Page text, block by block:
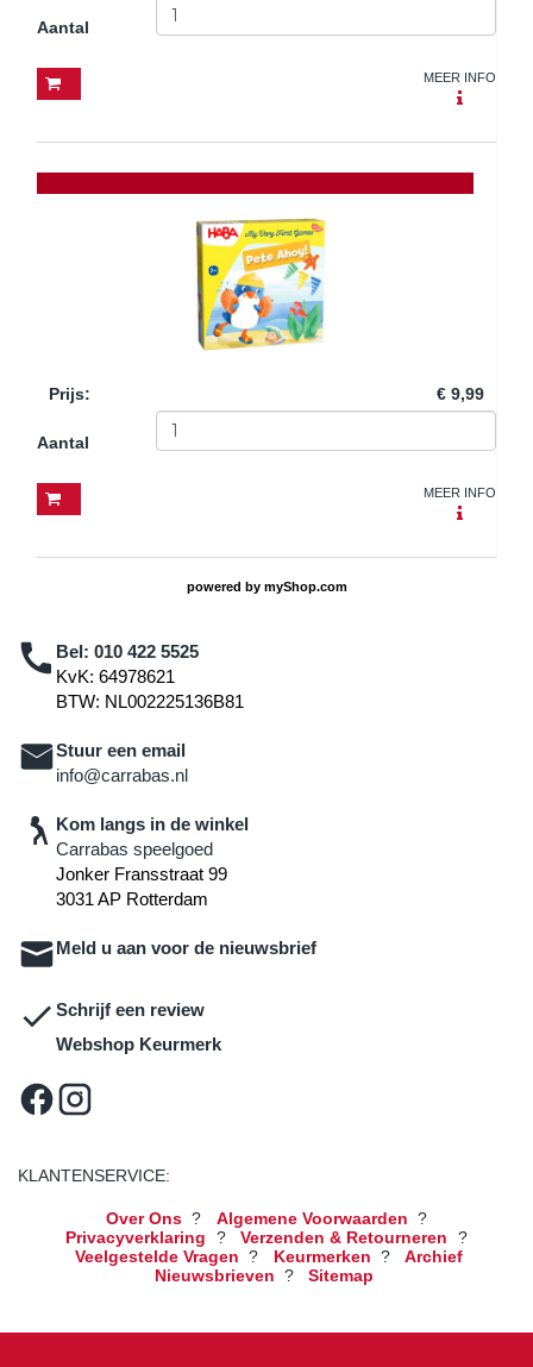
Aantal
MEER INFO
Prijs: € 9,99
Aantal
MEER INFO
powered by myShop.com
Bel: 010 422 5525
KvK: 64978621
BTW: NL002225136B81
Stuur een email
info@carrabas.nl
Kom langs in de winkel
Carrabas speelgoed
Jonker Fransstraat 99
3031 AP Rotterdam
Meld u aan voor de nieuwsbrief
Schrijf een review
Webshop Keurmerk
KLANTENSERVICE:
Over Ons ? Algemene Voorwaarden ?
Privacyverklaring
? Verzenden & Retourneren
?
Veelgestelde Vragen ? Keurmerken ?
Archief
Nieuwsbrieven ? Sitemap